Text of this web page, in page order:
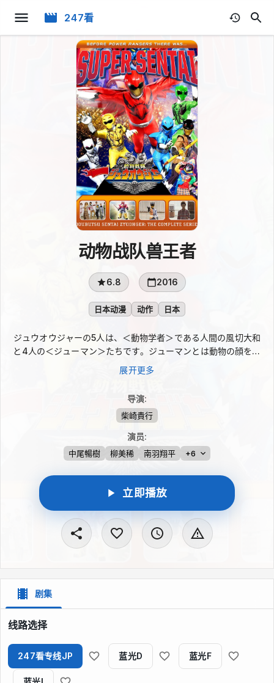
247看
动物战队兽王者
6.8 2016
日本动漫 动作 日本
ジュウオウジャーの5人は、＜動物学者＞である人間の風切大和
と4人の＜ジューマン＞たちです。ジューマンとは動物の顔をも
つ異世界・ジューランドの住人たち。宇宙からの敵の攻撃を受け
たことにより、故郷を追われ、大和とともに地球を守るヒーロー
態、ヒーローと3つの姿をもちますが、この設定はスーパー戦隊
史上初の試みとなります。 ジュウオウジャーと名乗るヒーローた
ちは、ジュウオウイーグル＝レッド、ジュウオウシャーク＝ブル
ー、ジュウオウライオン＝イエロー、ジュウオウエレファント＝
グリーン、ジュウオウタイガー＝ホワイトの5人！陸・海・空を
もがいわば獣の王、＜獣王＞なのです！彼らは王者の資格・ジュ
ウオウチェンジャーによって変身！大空を羽ばたき、海原を泳
ぎ、草原を疾走…まさに＜“縦横”無尽＞にうごきまわり、宇宙の
無法者＜デスガリアン＞と正義をかけた戦いを繰り広げます。
展开更多
导演:
柴崎貴行
演员:
中尾暢樹 柳美稀 南羽翔平 +6
立即播放
剧集
线路选择
247看专线JP 蓝光D 蓝光F